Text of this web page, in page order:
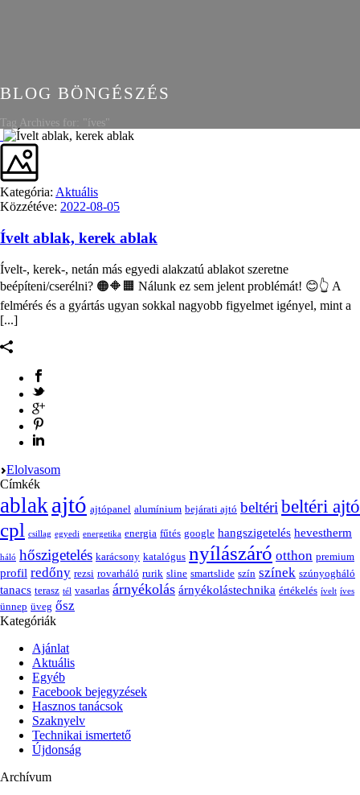
BLOG BÖNGÉSZÉS
Tag Archives for: "íves"
Kategória: Aktuális
Közzétéve: 2022-08-05
Ívelt ablak, kerek ablak
Ívelt-, kerek-, netán más egyedi alakzatú ablakot szeretne
beépíteni/cserélni? 🟠🔶🟧 Nálunk ez sem jelent problémát! 😊👆 A
felmérés és a gyártás ugyan sokkal nagyobb figyelmet igényel, mint a
[...]
Elolvasom
Címkék
ablak ajtó ajtópanel alumínium bejárati ajtó beltéri beltéri ajtó
cpl csillag egyedi energetika energia fűtés google hangszigetelés hevestherm
háló hőszigetelés karácsony katalógus nyílászáró otthon premium
profil redőny rezsi rovarháló rurik sline smartslide szín színek szúnyogháló
tanacs terasz tél vasarlas árnyékolás árnyékolástechnika értékelés ívelt íves
ünnep üveg ősz
Kategóriák
Ajánlat
Aktuális
Egyéb
Facebook bejegyzések
Hasznos tanácsok
Szaknyelv
Technikai ismertető
Újdonság
Archívum